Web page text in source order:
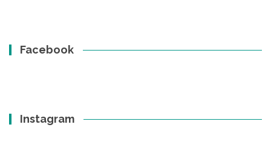
Facebook
Instagram